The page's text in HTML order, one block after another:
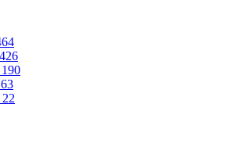
426
190
63
22